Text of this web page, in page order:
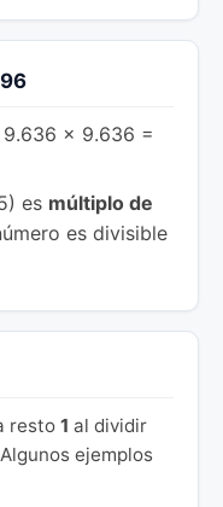
9.636 × 9.636 =
es múltiplo de
es divisible
resto 1 al dividir
ejemplos